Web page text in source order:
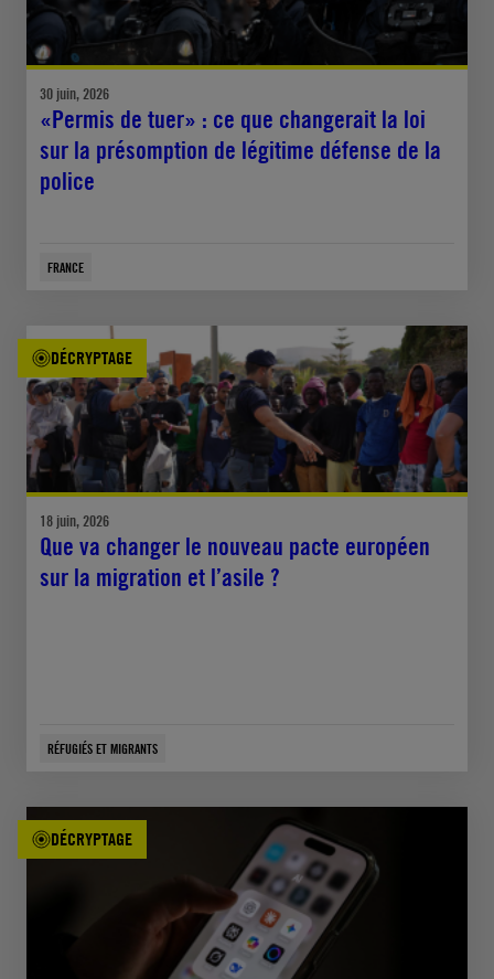
30 juin, 2026
«Permis de tuer» : ce que changerait la loi
sur la présomption de légitime défense de la
police
FRANCE
DÉCRYPTAGE
18 juin, 2026
Que va changer le nouveau pacte européen
sur la migration et l’asile ?
RÉFUGIÉS ET MIGRANTS
DÉCRYPTAGE